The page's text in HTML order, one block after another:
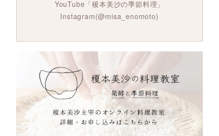
YouTube「榎本美沙の季節料理」
Instagram(@misa_enomoto)